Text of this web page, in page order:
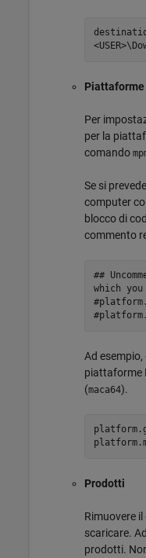
Per
per la
comando
Se si
computer
blocco di
commento
##
which
Ad
piattaforme
(maca64).
Prodotti
Rimuovere
scaricare.
prodotti.